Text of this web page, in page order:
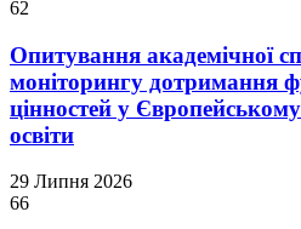
62
Опитування академічної
моніторингу дотримання
цінностей у
освіти
29 Липня 2026
66